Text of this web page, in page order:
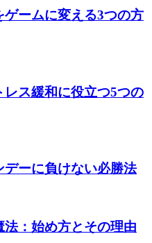
ームに変える3つの方
ス緩和に役立つ5つの
ーに負けない必勝法
：始め方とその理由